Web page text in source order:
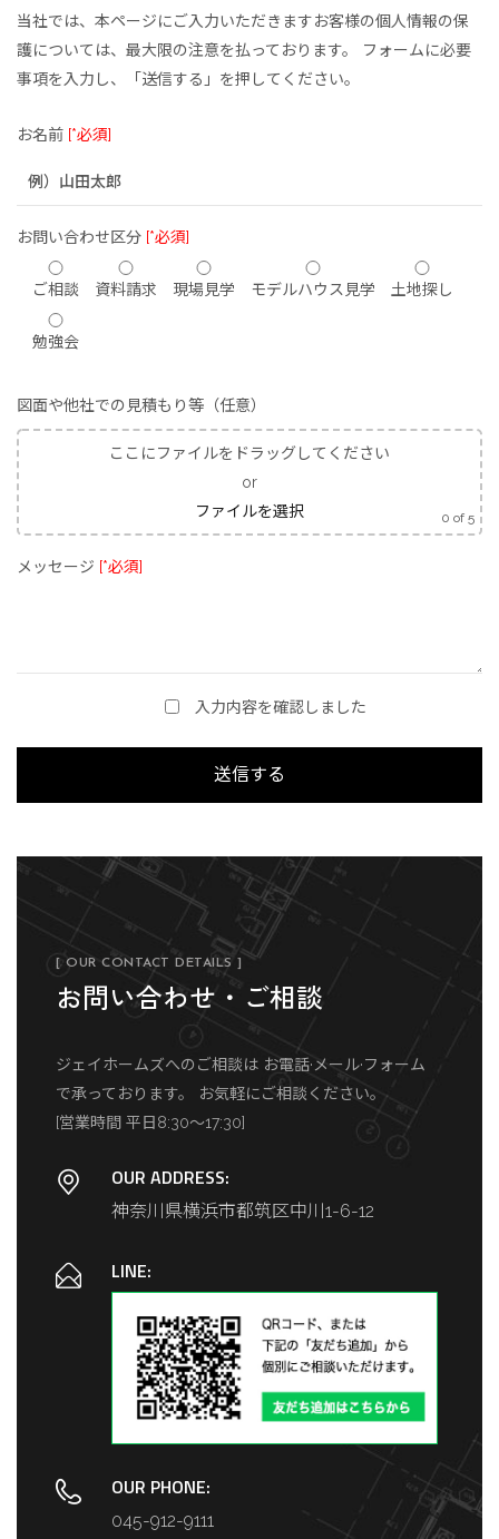
当社では、本ページにご入力いただきますお客様の個人情報の保
護については、最大限の注意を払っております。
フォームに必要
事項を入力し、「送信する」を押してください。
お名前 [*必須]
お問い合わせ区分 [*必須]
ご相談 資料請求 現場見学 モデルハウス見学 土地探し
勉強会
図面や他社での見積もり等（任意）
ここにファイルをドラッグしてください
or
ファイルを選択
0 of 5
メッセージ [*必須]
入力内容を確認しました
[ OUR CONTACT DETAILS ]
お問い合わせ・ご相談
ジェイホームズへのご相談は お電話·メール·フォーム
で承っております。
お気軽にご相談ください。
[営業時間 平日8:30～17:30]
OUR ADDRESS:
神奈川県横浜市都筑区中川1-6-12
LINE:
OUR PHONE:
045-912-9111